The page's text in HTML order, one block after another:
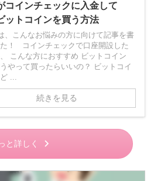
コインチェックに入金して
ットコインを買う方法
、こんなお悩みの方に向けて記事を書
！ コインチェックで口座開設した
こんな方におすすめ ビットコイン
やって買ったらいいの？ ビットコイ
...
続きを見る
と詳しく